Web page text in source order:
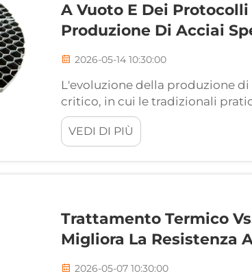
A Vuoto E Dei
Produzione Di Acciai
2026-05-14 10:30:00
L'evoluzione della produzione
critico, in cui le tradizionali
della moderna produzione
lavorazione di precisione
VEDI DI PIÙ
Trattamento Termico
Migliora La Resistenza
2026-05-07 10:30:00